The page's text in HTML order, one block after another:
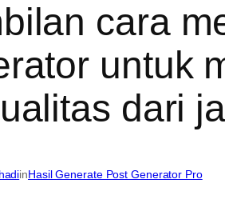
cara
untuk
dari
inHasil Generate Post Generator Pro